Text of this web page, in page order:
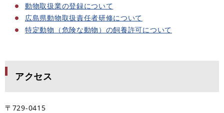
動物取扱業の登録について
広島県動物取扱責任者研修について
特定動物（危険な動物）の飼養許可について
アクセス
〒729-0415